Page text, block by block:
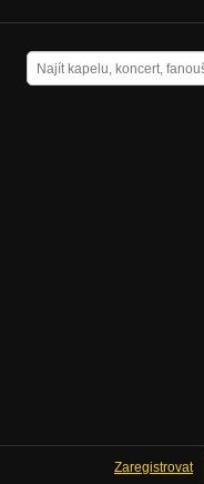
Zaregistrovat